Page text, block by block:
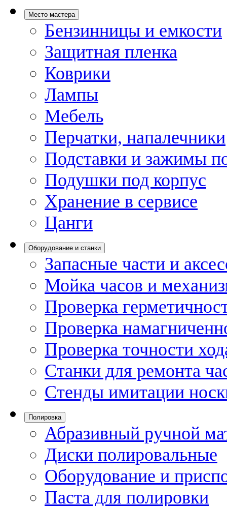
Место мастера
Бензинницы и емкости
Защитная пленка
Коврики
Лампы
Мебель
Перчатки, напалечники
Подставки и зажимы
Подушки под корпус
Хранение в сервисе
Цанги
Оборудование и станки
Запасные части и
Мойка часов и
Проверка
Проверка
Проверка точности
Станки для ремонта
Стенды имитации
Полировка
Абразивный ручной
Диски полировальные
Оборудование и
Паста для полировки